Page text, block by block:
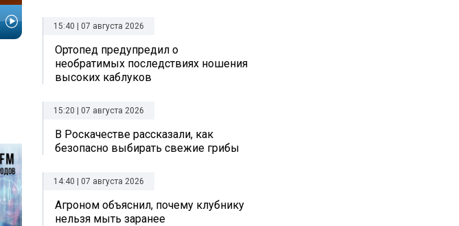
15:40 | 07 августа 2026
Ортопед предупредил о
необратимых последствиях ношения
высоких каблуков
15:20 | 07 августа 2026
В Роскачестве рассказали, как
безопасно выбирать свежие грибы
14:40 | 07 августа 2026
Агроном объяснил, почему клубнику
нельзя мыть заранее